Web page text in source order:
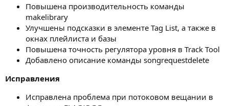
Повышена производительность команды
makelibrary
Улучшены подсказки в элементе Tag List, а также в
окнах плейлиста и базы
Повышена точность регулятора уровня в Track Tool
Добавлено описание команды songrequestdelete
Исправления
Исправлена проблема при потоковом вещании в